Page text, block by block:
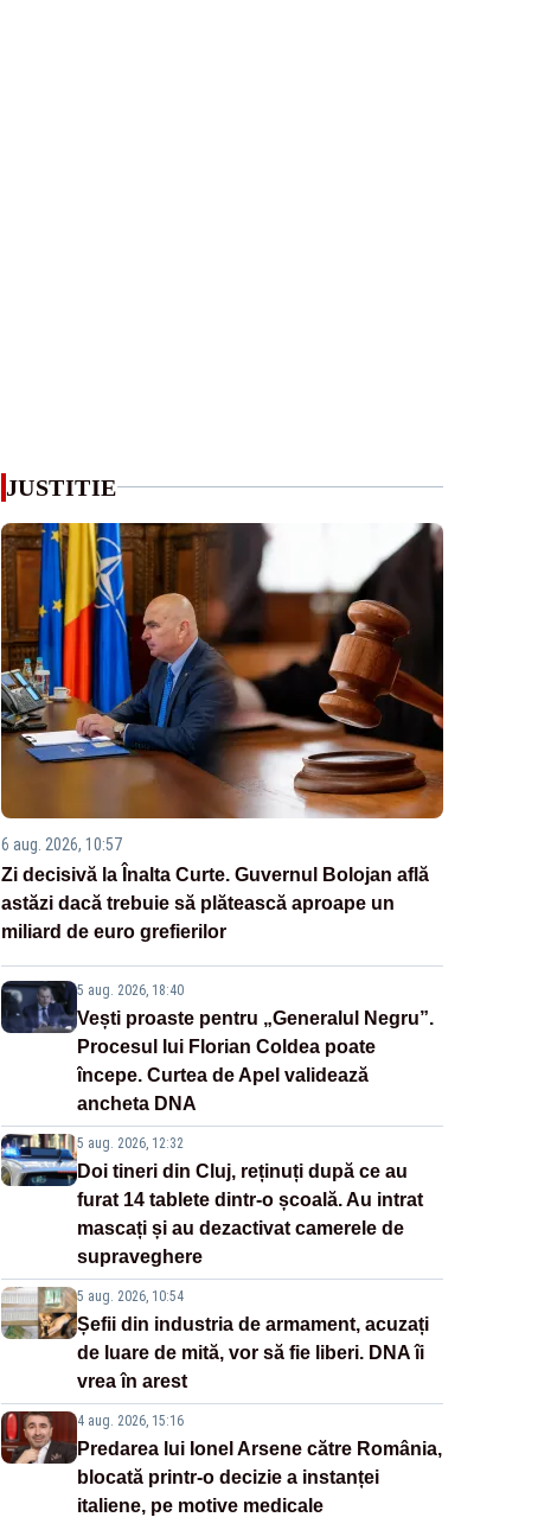
JUSTITIE
6 aug. 2026, 10:57
Zi decisivă la Înalta Curte. Guvernul Bolojan află
astăzi dacă trebuie să plătească aproape un
miliard de euro grefierilor
5 aug. 2026, 18:40
Vești proaste pentru „Generalul Negru”.
Procesul lui Florian Coldea poate
începe. Curtea de Apel validează
ancheta DNA
5 aug. 2026, 12:32
Doi tineri din Cluj, reținuți după ce au
furat 14 tablete dintr-o școală. Au intrat
mascați și au dezactivat camerele de
supraveghere
5 aug. 2026, 10:54
Șefii din industria de armament, acuzați
de luare de mită, vor să fie liberi. DNA îi
vrea în arest
4 aug. 2026, 15:16
Predarea lui Ionel Arsene către România,
blocată printr-o decizie a instanței
italiene, pe motive medicale